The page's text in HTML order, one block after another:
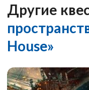
Другие
House»